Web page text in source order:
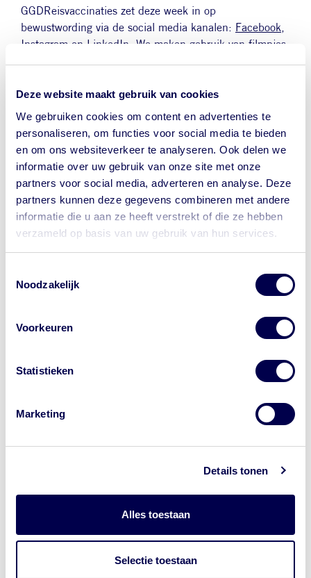
Deze website maakt gebruik van cookies
We gebruiken cookies om content en advertenties te
personaliseren, om functies voor social media te bieden
en om ons websiteverkeer te analyseren. Ook delen we
informatie over uw gebruik van onze site met onze
partners voor social media, adverteren en analyse. Deze
partners kunnen deze gegevens combineren met andere
informatie die u aan ze heeft verstrekt of die ze hebben
verzameld op basis van uw gebruik van hun services.
Noodzakelijk
Voorkeuren
Statistieken
Marketing
Details tonen
Alles toestaan
Selectie toestaan
Let op waar je op klikt.
Wil je bij de GGD een afspraak maken
Dé reizigerswebsite van 24
adverteren met de letters 'GGD' in
GGDReisvaccinaties zet deze week in op
bewustwording via de social media kanalen: Facebook,
Instagram en LinkedIn . We maken gebruik van filmpjes,
gecommuniceerd.
Volg onze socials om niets te missen.
Afbeelding